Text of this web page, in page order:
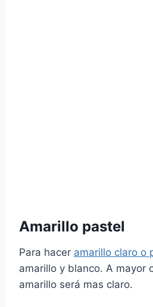
Amarillo pastel
Para hacer amarillo claro o
amarillo y blanco. A mayor
amarillo será mas claro.